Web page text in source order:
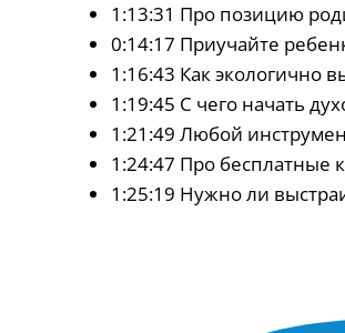
1:13:31 Про позицию
0:14:17 Приучайте
1:16:43 Как экологично
1:19:45 С чего начать
1:21:49 Любой
1:24:47 Про бесплатные
1:25:19 Нужно ли